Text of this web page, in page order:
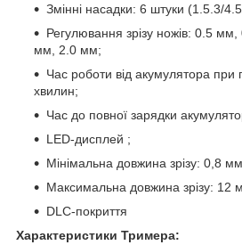
Змінні насадки: 6 штуки (1.5.3/
Регулювання зрізу ножів: 0.5
мм, 2.0 мм;
Час роботи від акумулятора при
хвилин;
Час до повної зарядки
LED-дисплей ;
Мінімальна довжина зрізу: 0,8
Максимальна довжина зрізу: 12
DLC-покриття
Характеристики Тримера: